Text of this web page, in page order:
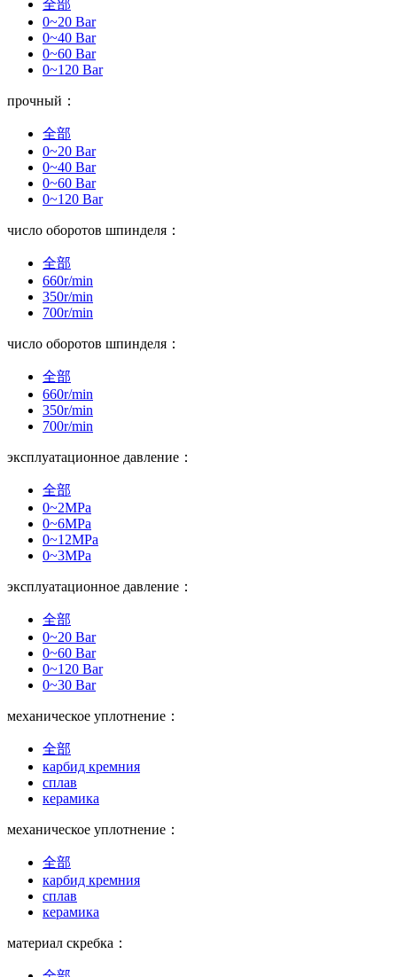
全部
0~20 Bar
0~40 Bar
0~60 Bar
0~120 Bar
прочный：
全部
0~20 Bar
0~40 Bar
0~60 Bar
0~120 Bar
число оборотов шпинделя：
全部
660r/min
350r/min
700r/min
число оборотов шпинделя：
全部
660r/min
350r/min
700r/min
эксплуатационное давление：
全部
0~2MPa
0~6MPa
0~12MPa
0~3MPa
эксплуатационное давление：
全部
0~20 Bar
0~60 Bar
0~120 Bar
0~30 Bar
механическое уплотнение：
全部
карбид кремния
сплав
керамика
механическое уплотнение：
全部
карбид кремния
сплав
керамика
материал скребка：